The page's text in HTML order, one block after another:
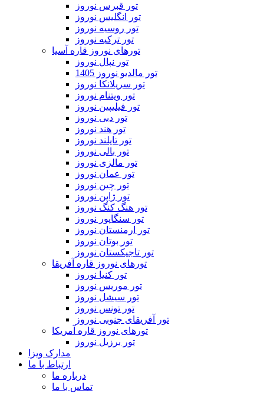
تور قبرس نوروز
تور انگلیس نوروز
تور روسیه نوروز
تور ترکیه نوروز
تورهای نوروز قاره آسیا
تور نپال نوروز
تور مالدیو نوروز 1405
تور سریلانکا نوروز
تور ویتنام نوروز
تور فیلیپین نوروز
تور دبی نوروز
تور هند نوروز
تور تایلند نوروز
تور بالی نوروز
تور مالزی نوروز
تور عمان نوروز
تور چین نوروز
تور ژاپن نوروز
تور هنگ کنگ نوروز
تور سنگاپور نوروز
تور ارمنستان نوروز
تور بوتان نوروز
تور تاجیکستان نوروز
تورهای نوروز قاره آفریقا
تور کنیا نوروز
تور موریس نوروز
تور سیشل نوروز
تور تونس نوروز
تور آفریقای جنوبی نوروز
تورهای نوروز قاره آمریکا
تور برزیل نوروز
مدارک ویزا
ارتباط با ما
درباره ما
تماس با ما